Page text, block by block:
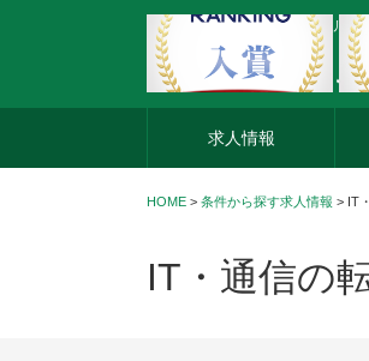
外資系企業の転職・キャリア
求人情報
HOME > 条件から探す求人情報 > IT
IT・通信の